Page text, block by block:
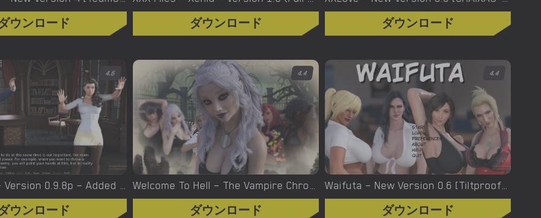
ウンロード ダウンロード ダウンロード
4.6
ウンロード
4.4
ダウンロード
4.4
ダウンロード